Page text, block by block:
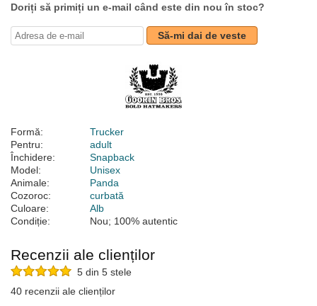
Doriți să primiți un e-mail când este din nou în stoc?
Să-mi dai de veste
Formă:
Trucker
Pentru:
adult
Închidere:
Snapback
Model:
Unisex
Animale:
Panda
Cozoroc:
curbată
Culoare:
Alb
Condiție:
Nou; 100% autentic
Recenzii ale clienților
5 din 5 stele
40 recenzii ale clienților